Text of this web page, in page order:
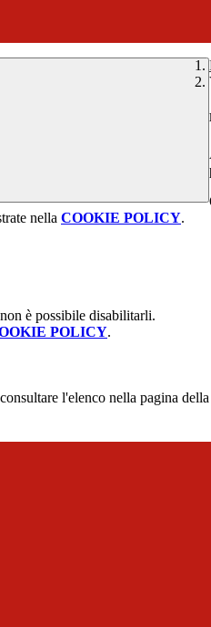
nella COOKIE POLICY.
è possibile disabilitarli.
POLICY.
l'elenco nella pagina